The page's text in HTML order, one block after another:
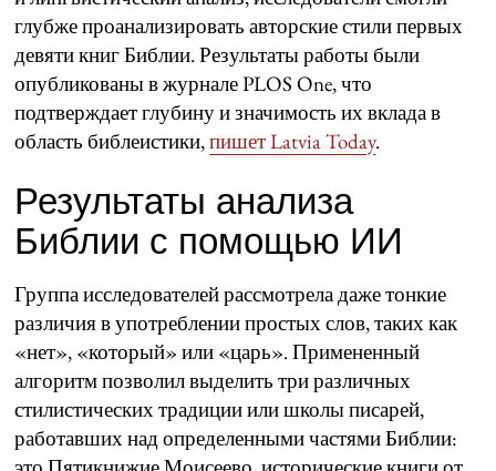
глубже проанализировать авторские стили первых
девяти книг Библии. Результаты работы были
опубликованы в журнале PLOS One, что
подтверждает глубину и значимость их вклада в
область библеистики,пишет Latvia Today.
Результаты анализа
Библии с помощью ИИ
Группа исследователей рассмотрела даже тонкие
различия в употреблении простых слов, таких как
«нет», «который» или «царь». Примененный
алгоритм позволил выделить три различных
стилистических традиции или школы писарей,
работавших над определенными частями Библии: